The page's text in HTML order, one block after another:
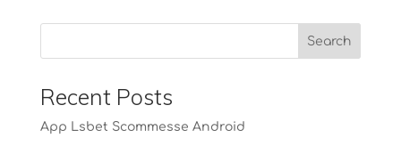
Recent Posts
App Lsbet Scommesse Android